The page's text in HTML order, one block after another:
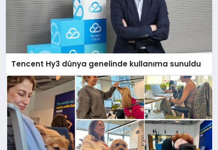
Tencent Hy3 dünya genelinde kullanıma sunuldu